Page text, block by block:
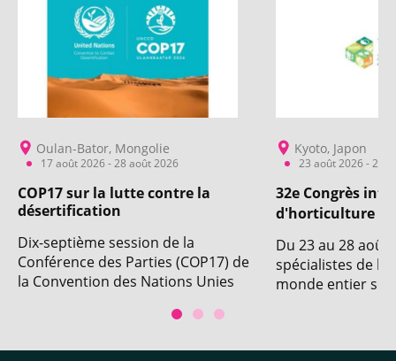
Oulan-Bator, Mongolie
17 août 2026 - 28 août 2026
COP17 sur la lutte contre la
désertification
Dix-septième session de la
Conférence des Parties (COP17) de
la Convention des Nations Unies
désertification (UNCCD). Avec la
Kyoto, Japon
23 août 2026 - 28
32e Congrès
d'horticulture
Du 23 au 28 août
spécialistes de
monde entier se